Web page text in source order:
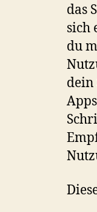
das
sich
du
dein